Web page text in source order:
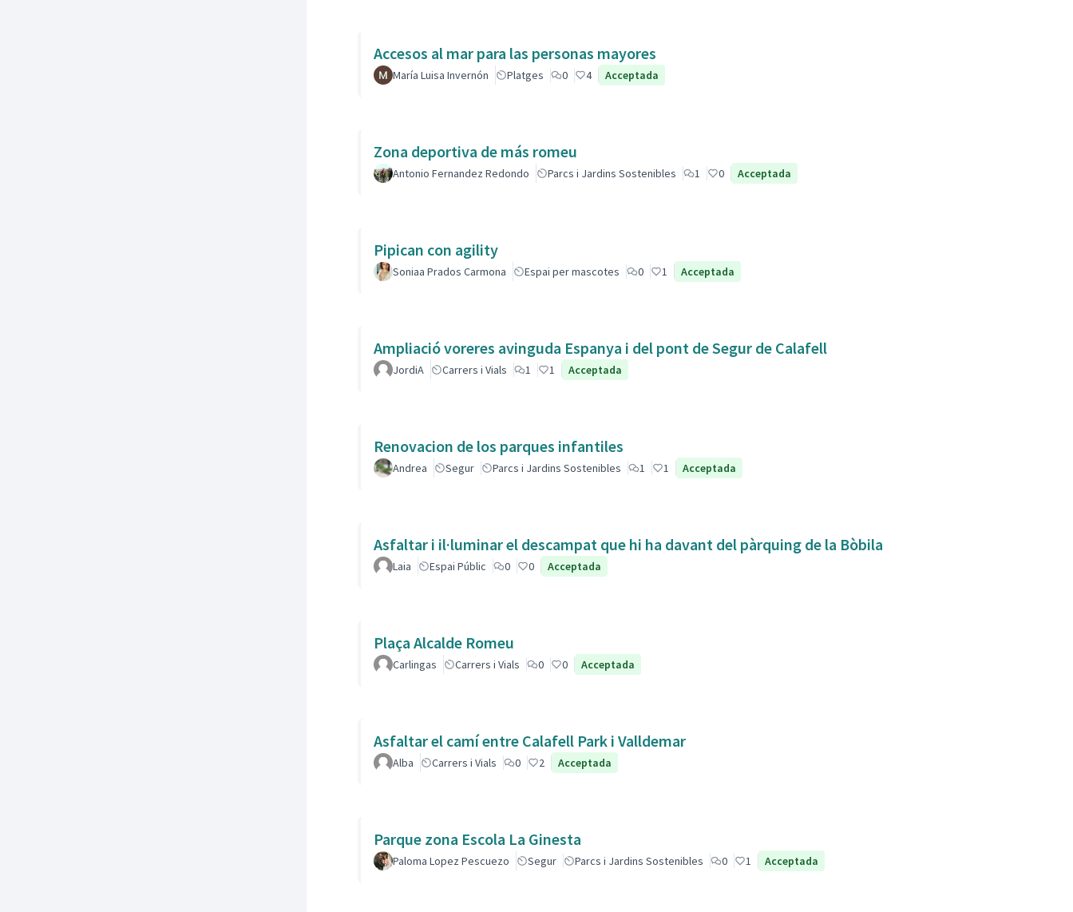
Accesos al mar para las personas mayores
María Luisa Invernón Platges 0 4 Acceptada
Zona deportiva de más romeu
Antonio Fernandez Redondo Parcs i Jardins Sostenibles 1 0 Acceptada
Pipican con agility
Soniaa Prados Carmona Espai per mascotes 0 1 Acceptada
Ampliació voreres avinguda Espanya i del pont de Segur de Calafell
JordiA Carrers i Vials 1 1 Acceptada
Renovacion de los parques infantiles
Andrea Segur Parcs i Jardins Sostenibles 1 1 Acceptada
Asfaltar i il·luminar el descampat que hi ha davant del pàrquing de la Bòbila
Laia Espai Públic 0 0 Acceptada
Plaça Alcalde Romeu
Carlingas Carrers i Vials 0 0 Acceptada
Asfaltar el camí entre Calafell Park i Valldemar
Alba Carrers i Vials 0 2 Acceptada
Parque zona Escola La Ginesta
Paloma Lopez Pescuezo Segur Parcs i Jardins Sostenibles 0 1 Acceptada